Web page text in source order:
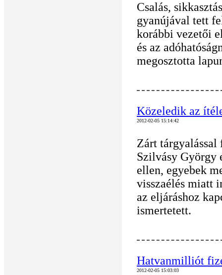
Csalás,
gyanújával tett
korábbi vezetői
és az
megosztotta
Közeledik az
2012-02-05 15:14:42
Zárt
Szilvásy György
ellen, egyebek
visszaélés miatt
az eljáráshoz
ismertetett.
Hatvanmilliót
2012-02-05 15:03:03